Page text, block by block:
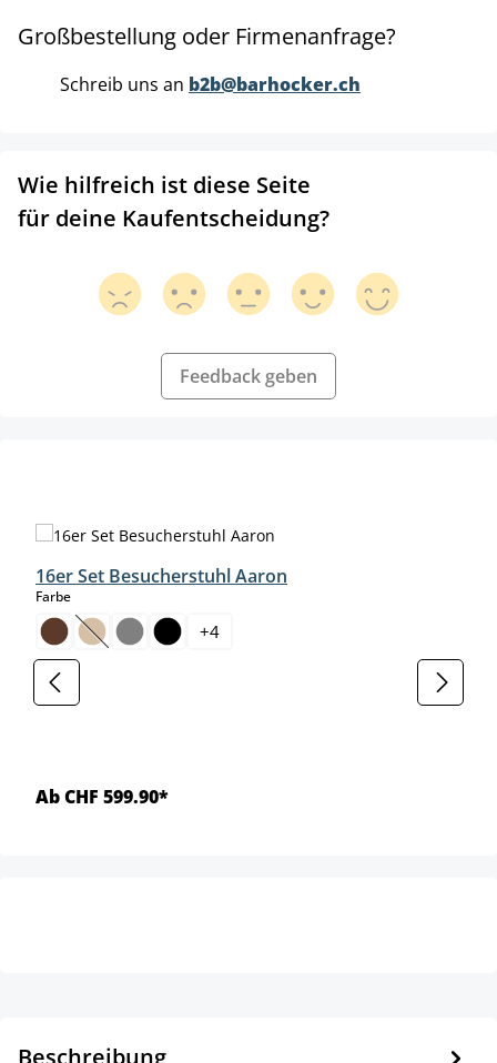
Großbestellung oder Firmenanfrage?
Schreib uns an b2b@barhocker.ch
Wie hilfreich ist diese Seite
für deine Kaufentscheidung?
Feedback geben
16er Set Besucherstuhl Aaron
Farbeauswählen
(Diese Option ist zurzeit nicht verfügbar.)
+4
Ab CHF 599.90*
Beschreibung